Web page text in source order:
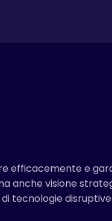
efficacemente e
anche visione
tecnologie